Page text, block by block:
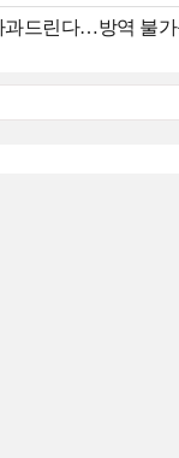
드린다…방역 불